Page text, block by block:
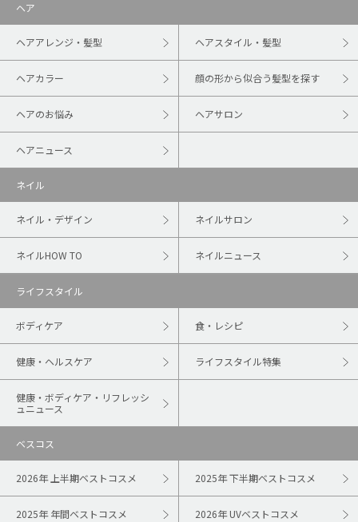
ヘア
ヘアアレンジ・髪型 ヘアスタイル・髪型
ヘアカラー 顔の形から似合う髪型を探す
ヘアのお悩み ヘアサロン
ヘアニュース
ネイル
ネイル・デザイン ネイルサロン
ネイルHOW TO ネイルニュース
ライフスタイル
ボディケア 食・レシピ
健康・ヘルスケア ライフスタイル特集
健康・ボディケア・リフレッシ
ュニュース
ベスコス
2026年 上半期ベストコスメ 2025年 下半期ベストコスメ
2025年 年間ベストコスメ 2026年 UVベストコスメ